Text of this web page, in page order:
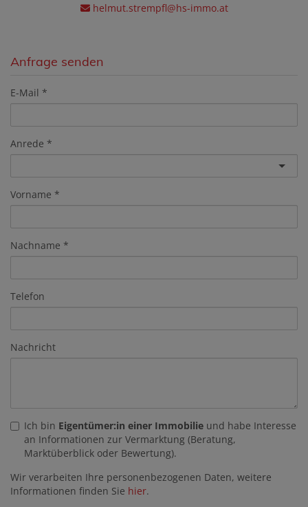
helmut.strempfl@hs-immo.at
Anfrage senden
E-Mail
Anrede
Vorname
Nachname
Telefon
Nachricht
Ich bin Eigentümer:in einer Immobilie und habe Interesse
an Informationen zur Vermarktung (Beratung,
Marktüberblick oder Bewertung).
Wir verarbeiten Ihre personenbezogenen Daten, weitere
Informationen finden Sie hier.